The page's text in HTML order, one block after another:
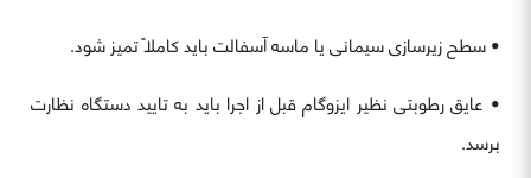
• سطح زیرسازی سیمانی یا ماسه آسفالت باید کاملاً تمیز شود.
• عایق رطوبتی نظیر ایزوگام قبل از اجرا باید به تایید دستگاه نظارت
برسد.